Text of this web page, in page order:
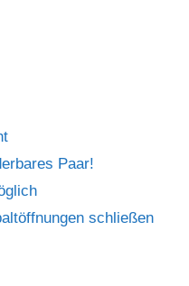
Paar!
schließen